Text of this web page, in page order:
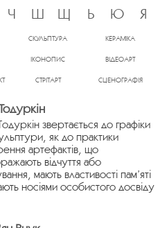
Ч Ш Щ Ь Ю Я
СКУЛЬПТУРА КЕРАМІКА
ІКОНОПИС ВІДЕОАРТ
СТРІТАРТ СЦЕНОГРАФІЯ
звертається до графіки
як до практики
артефактів, що
відчуття або
мають властивості пам’яті
носіями особистого досвіду